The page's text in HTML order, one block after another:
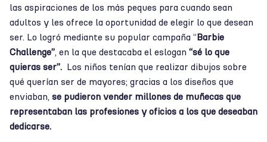
las aspiraciones de los más peques para cuando sean
adultos y les ofrece la oportunidad de elegir lo que desean
ser. Lo logró mediante su popular campaña “ Barbie
Challenge”, en la que destacaba el eslogan “sé lo que
quieras ser”. Los niños tenían que realizar dibujos sobre
qué querían ser de mayores; gracias a los diseños que
enviaban, se pudieron vender millones de muñecas que
representaban las profesiones y oficios a los que deseaban
dedicarse.